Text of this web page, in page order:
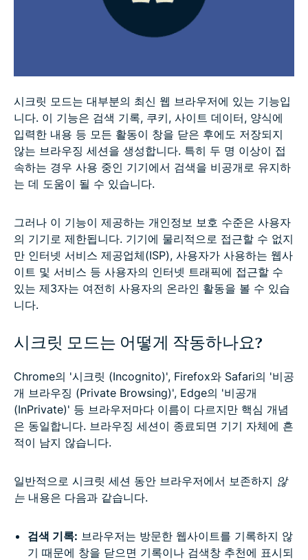
시크릿 모드는 대부분의 최신 웹 브라우저에 있는 기능입
니다. 이 기능은 검색 기록, 쿠키, 사이트 데이터, 양식에
입력한 내용 등 모든 활동이 창을 닫은 후에도 저장되지
않는 브라우징 세션을 생성합니다. 특히 두 명 이상이 접
속하는 경우 사용 중인 기기에서 검색을 비공개로 유지하
는 데 도움이 될 수 있습니다.
그러나 이 기능이 제공하는 개인정보 보호 수준은 사용자
의 기기로 제한됩니다. 기기에 물리적으로 접근할 수 없지
만 인터넷 서비스 제공업체(ISP), 사용자가 사용하는 웹사
이트 및 서비스 등 사용자의 인터넷 트래픽에 접근할 수
있는 제3자는 여전히 사용자의 온라인 활동을 볼 수 있습
니다.
시크릿 모드는 어떻게 작동하나요?
Chrome의 '시크릿 (Incognito)', Firefox와 Safari의 '비공
개 브라우징 (Private Browsing)', Edge의 '비공개
(InPrivate)' 등 브라우저마다 이름이 다르지만 핵심 개념
은 동일합니다. 브라우징 세션이 종료되면 기기 자체에 흔
적이 남지 않습니다.
일반적으로 시크릿 세션 동안 브라우저에서 보존하지 않
는 내용은 다음과 같습니다.
검색 기록: 브라우저는 방문한 웹사이트를 기록하지 않
기 때문에 창을 닫으면 기록이나 검색창 추천에 표시되